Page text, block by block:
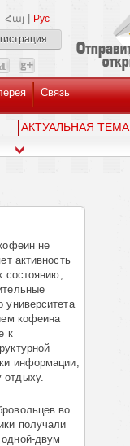
Հայ
Рус
Связь
AКТУАЛЬНАЯ ТЕМА
не
активность
состоянию,
университета
кофеина
к
информации,
отдыху.
во
получали
двум